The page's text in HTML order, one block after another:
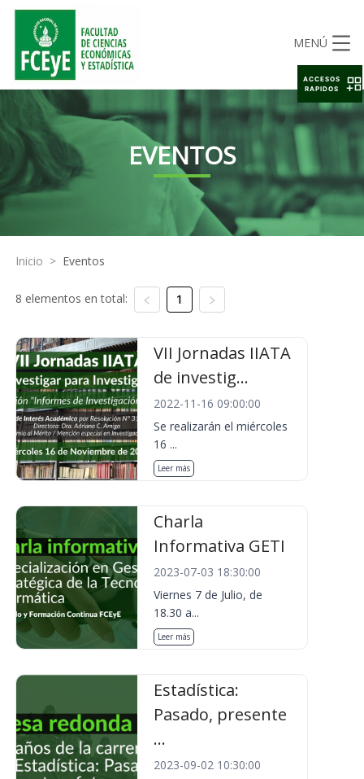
MENÚ
EVENTOS
Inicio > Eventos
8 elementos en total: 1
VII Jornadas IIATA
de investig...
2022-11-16 09:00:00
Se realizarán el miércoles
16 ...
Leer más
Charla
Informativa GETI
2023-07-03 18:30:00
Viernes 7 de Julio, de
18.30 a...
Leer más
Estadística:
Pasado, presente
...
2023-09-02 10:30:00
ACCESOS
RAPIDOS